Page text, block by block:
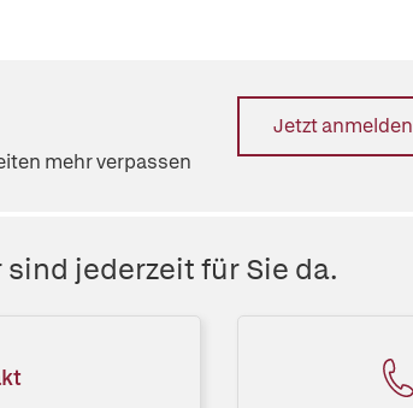
mehr verpassen
Jetzt anmelden
sind jederzeit für Sie da.